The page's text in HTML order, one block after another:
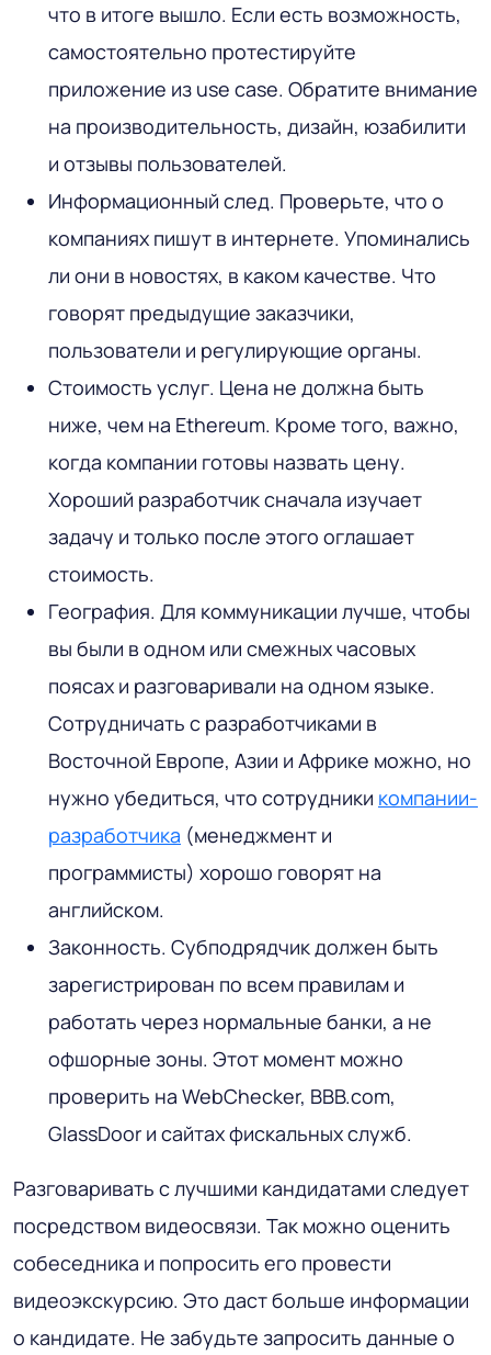
что в итоге вышло. Если есть возможность,
самостоятельно протестируйте
приложение из use case. Обратите внимание
на производительность, дизайн, юзабилити
и отзывы пользователей.
Информационный след. Проверьте, что о
компаниях пишут в интернете. Упоминались
ли они в новостях, в каком качестве. Что
говорят предыдущие заказчики,
пользователи и регулирующие органы.
Стоимость услуг. Цена не должна быть
ниже, чем на Ethereum. Кроме того, важно,
когда компании готовы назвать цену.
Хороший разработчик сначала изучает
задачу и только после этого оглашает
стоимость.
География. Для коммуникации лучше, чтобы
вы были в одном или смежных часовых
поясах и разговаривали на одном языке.
Сотрудничать с разработчиками в
Восточной Европе, Азии и Африке можно, но
нужно убедиться, что сотрудники компании-
разработчика (менеджмент и
программисты) хорошо говорят на
английском.
Законность. Субподрядчик должен быть
зарегистрирован по всем правилам и
работать через нормальные банки, а не
офшорные зоны. Этот момент можно
проверить на WebChecker, BBB.com,
GlassDoor и сайтах фискальных служб.
Разговаривать с лучшими кандидатами следует
посредством видеосвязи. Так можно оценить
собеседника и попросить его провести
видеоэкскурсию. Это даст больше информации
о кандидате. Не забудьте запросить данные о